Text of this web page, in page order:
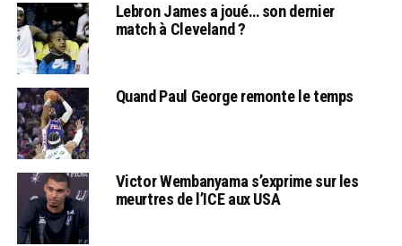
Lebron James a joué… son dernier
match à Cleveland ?
Quand Paul George remonte le temps
Victor Wembanyama s’exprime sur les
meurtres de l’ICE aux USA